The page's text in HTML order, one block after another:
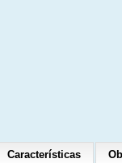
Características